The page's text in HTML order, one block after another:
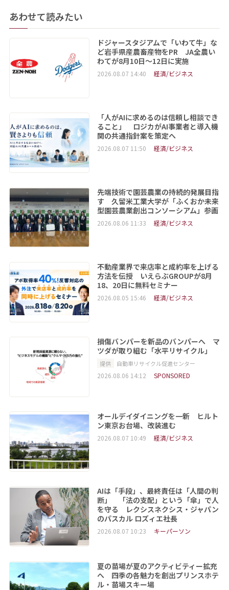
あわせて読みたい
ドジャースタジアムで「いわて牛」な
ど岩手県産農畜産物をPR JA全農い
わてが8月10日～12日に実施
2026.08.07 14:40 経済/ビジネス
「人がAIに求めるのは信頼し相談でき
ること」 ロジカがAI事業者と導入機
関の共通指針案を策定へ
2026.08.07 11:50 経済/ビジネス
先端技術で園芸農業の持続的発展目指
す 久留米工業大学が「ふくおか未来
型園芸農業創出コンソーシアム」参画
2026.08.06 11:33 経済/ビジネス
不動産業界で来店率と成約率を上げる
方法を伝授 いえらぶGROUPが8月
18、20日に無料セミナー
2026.08.05 15:46 経済/ビジネス
損傷バンパーを新品のバンパーへ マ
ツダが取り組む「水平リサイクル」
提供 自動車リサイクル促進センター
2026.08.06 14:12 SPONSORED
オールデイダイニングを一新 ヒルト
ン東京お台場、改装進む
2026.08.07 10:49 経済/ビジネス
AIは「手段」、最終責任は「人間の判
断」 「法の支配」という「傘」で人
を守る レクシスネクシス・ジャパン
のパスカル ロズィエ社長
2026.08.07 10:23 キーパーソン
夏の苗場が夏のアクティビティー拡充
へ 四季の各魅力を創出プリンスホテ
ル・苗場スキー場